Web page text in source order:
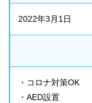
2022年3月1日
・コロナ対策OK
・AED設置